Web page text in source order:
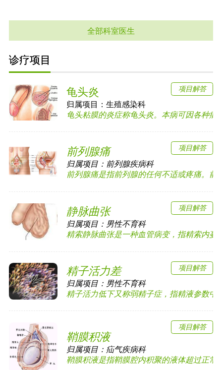
全部科室医生
诊疗项目
龟头炎
归属项目：生殖感染科
龟头粘膜的炎症称龟头炎。本病可因各种病
项目解答
前列腺痛
归属项目： 前列腺疾病科
前列腺痛是指前列腺的任何不适或疼痛。前
项目解答
静脉曲张
归属项目： 男性不育科
精索静脉曲张是一种血管病变，指精索内蔓
项目解答
精子活力差
归属项目： 男性不育科
精子活力低下又称弱精子症，指精液参数中
项目解答
鞘膜积液
归属项目： 疝气疾病科
鞘膜积液是指鞘膜腔内积聚的液体超过正常
项目解答